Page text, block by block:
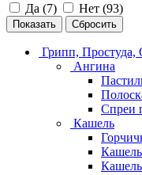
Да (7) Нет (93)
Сбросить
Грипп, Простуда,
Ангина
Спреи
Кашель